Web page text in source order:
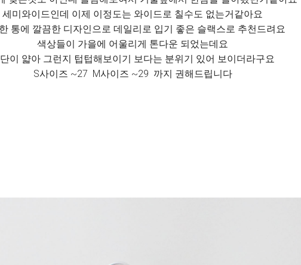
세미와이드인데 이제 이정도는 와이드로 칠수도 없는거같아요
통에 깔끔한 디자인으로 데일리로 입기 좋은 슬랙스로 추천드려요
색상들이 가을에 어울리게 톤다운 되었는데요
이 얇아 그런지 텁텁해보이기 보다는 분위기 있어 보이더라구요
S사이즈 ~27 M사이즈 ~29 까지 권해드립니다